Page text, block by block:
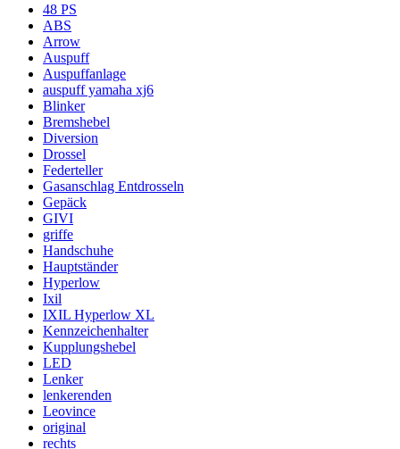
48 PS
ABS
Arrow
Auspuff
Auspuffanlage
auspuff yamaha xj6
Blinker
Bremshebel
Diversion
Drossel
Federteller
Gasanschlag Entdrosseln
Gepäck
GIVI
griffe
Handschuhe
Hauptständer
Hyperlow
Ixil
IXIL Hyperlow XL
Kennzeichenhalter
Kupplungshebel
LED
Lenker
lenkerenden
Leovince
original
rechts